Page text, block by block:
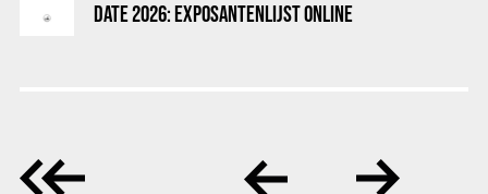
DATE 2026: EXPOSANTENLIJST ONLINE